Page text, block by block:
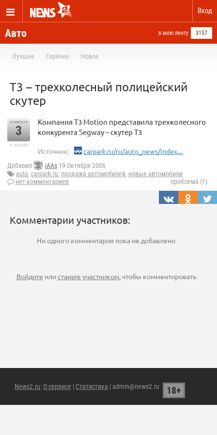
Вход
Авто в мою ленту 3157
Лучшее Горячее Новое
T3 – трехколесный полицейский
скутер
отметили
3
в архиве
Компания T3 Motion представила трехколесного
конкурента Segway – скутер T3
Источник: carpark.ru/ru/auto_news/index....
Добавил iAAs 19 Октября 2006
auto, carpark.ru, продажа автомобилей, новые автомобили
нет комментариев
проблема (1)
Комментарии участников:
Ни одного комментария пока не добавлено
Войдите илистаньте участником, чтобы комментировать
News2.ru: О сервисе | Статистика | admin@news2.ru 18+